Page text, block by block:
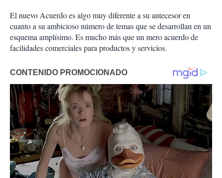
El nuevo Acuerdo es algo muy diferente a su antecesor en
cuanto a su ambicioso número de temas que se desarrollan en un
esquema amplísimo. Es mucho más que un mero acuerdo de
facilidades comerciales para productos y servicios.